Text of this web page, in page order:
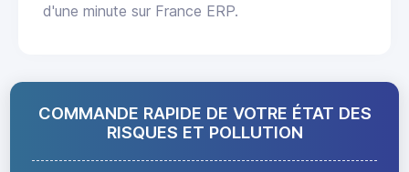
d'une minute sur France ERP.
COMMANDE RAPIDE DE VOTRE ÉTAT DES
RISQUES ET POLLUTION